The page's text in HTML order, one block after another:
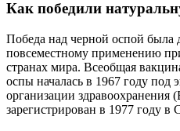
Как победили
Победа над черной оспой была
повсеместному применению
странах мира. Всеобщая
оспы началась в 1967 году
организации
зарегистрирован в 1977 году